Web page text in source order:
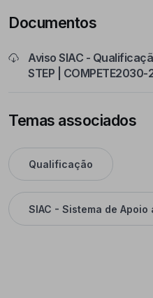
Documentos
Aviso SIAC -
STEP |
Temas associados
Qualificação
SIAC - Sistema de